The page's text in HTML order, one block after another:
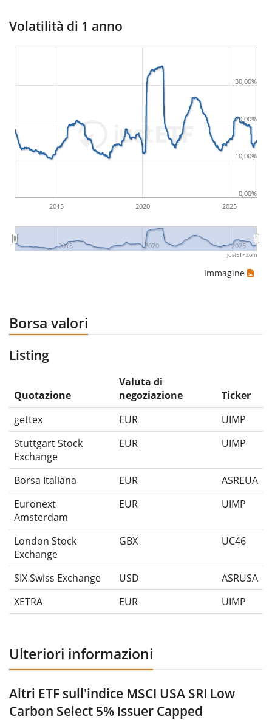
Volatilità di 1 anno
2015 2020 2025
2015 2020 2025
0,00%
10,00%
20,00%
30,00%
justETF.com
Immagine
Borsa valori
Listing
Quotazione
Valuta di
negoziazione
Ticker
gettex
EUR
UIMP
Stuttgart Stock
Exchange
EUR UIMP
Borsa Italiana EUR
ASREUA
Euronext
Amsterdam
EUR UIMP
London Stock
Exchange
GBX UC46
SIX Swiss Exchange USD
ASRUSA
XETRA
EUR UIMP
Ulteriori informazioni
Altri ETF sull'indice MSCI USA SRI Low
Carbon Select 5% Issuer Capped